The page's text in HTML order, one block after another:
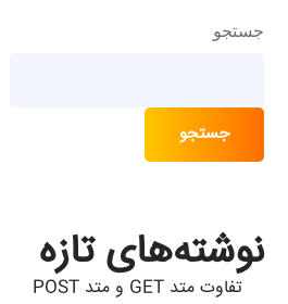
جستجو
جستجو
نوشته‌های تازه
تفاوت متد GET و متد POST